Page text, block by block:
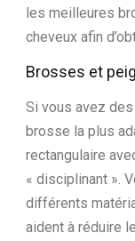
les meilleures
cheveux afin
Brosses et
Si vous avez
brosse la plus
rectangulaire
« disciplinant ».
différents
aident à réduire